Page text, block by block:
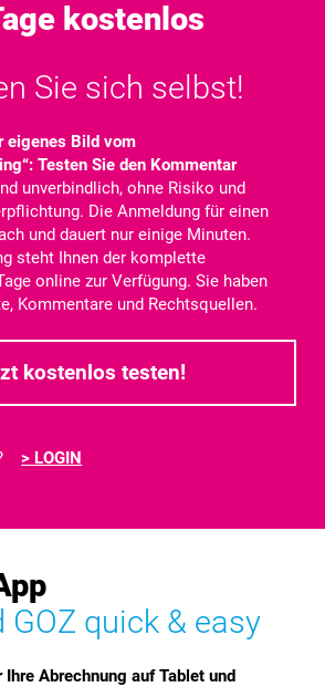
kostenlos
Sie sich selbst!
eigenes Bild vom
Testen Sie den Kommentar
unverbindlich, ohne Risiko und
Die Anmeldung für einen
und dauert nur einige Minuten.
steht Ihnen der komplette
online zur Verfügung. Sie haben
Kommentare und Rechtsquellen.
kostenlos testen!
> LOGIN
GOZ quick & easy
Abrechnung auf Tablet und